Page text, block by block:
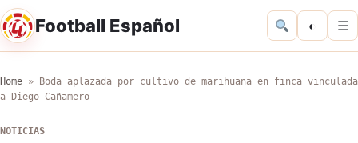
Football Español ◐ ☰
Home »
Boda aplazada por cultivo de marihuana en finca vinculada
a Diego Cañamero
NOTICIAS